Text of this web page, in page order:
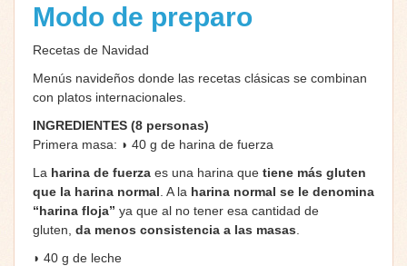
Modo de preparo
Recetas de Navidad
Menús navideños donde las recetas clásicas se combinan
con platos internacionales.
INGREDIENTES (8 personas)
Primera masa: ◗ 40 g de harina de fuerza
La harina de fuerza es una harina que tiene más gluten
que la harina normal . A la harina normal se le denomina
“harina floja” ya que al no tener esa cantidad de
gluten, da menos consistencia a las masas
◗ 40 g de leche